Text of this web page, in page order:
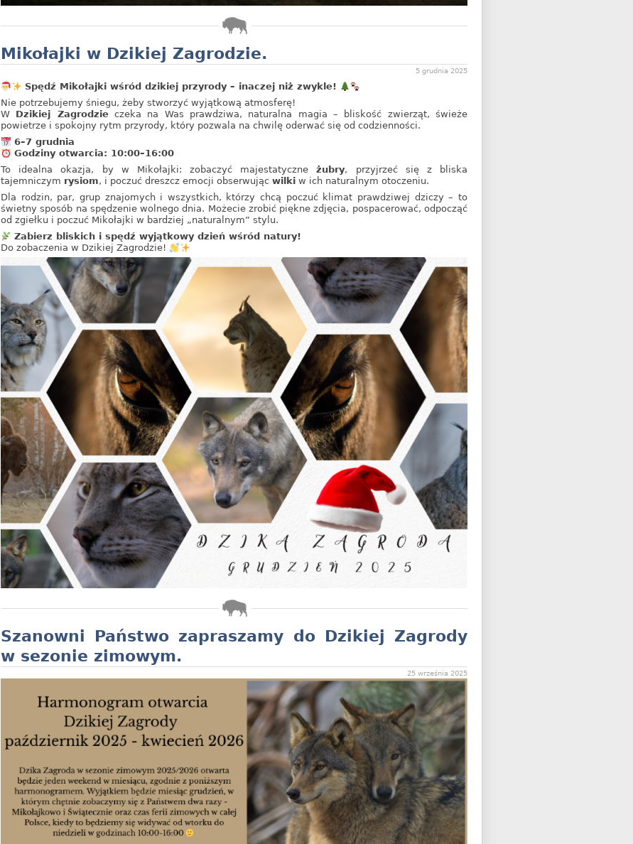
Mikołajki w Dzikiej Zagrodzie.
5 grudnia 2025
Spędź Mikołajki wśród dzikiej przyrody – inaczej niż zwykle!
Nie potrzebujemy śniegu, żeby stworzyć wyjątkową atmosferę!
W Dzikiej Zagrodzieczeka na Was prawdziwa, naturalna magia – bliskość zwierząt, świeże
powietrze i spokojny rytm przyrody, który pozwala na chwilę oderwać się od codzienności.
6–7 grudnia
Godziny otwarcia: 10:00–16:00
To idealna okazja, by w Mikołajki: zobaczyć majestatyczneżubry, przyjrzeć się z bliska
tajemniczym rysiom, i poczuć dreszcz emocji obserwując wilki w ich naturalnym otoczeniu.
Dla rodzin, par, grup znajomych i wszystkich, którzy chcą poczuć klimat prawdziwej dziczy – to
świetny sposób na spędzenie wolnego dnia. Możecie zrobić piękne zdjęcia, pospacerować, odpocząć
od zgiełku i poczuć Mikołajki w bardziej „naturalnym” stylu.
Zabierz bliskich i spędź wyjątkowy dzień wśród natury!
Do zobaczenia w Dzikiej Zagrodzie!
Szanowni Państwo zapraszamy do Dzikiej Zagrody
w sezonie zimowym.
25 września 2025